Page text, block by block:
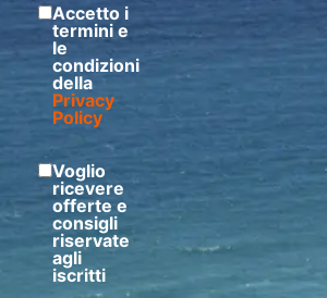
Accetto i
termini e
le
condizioni
della
Privacy
Policy
Voglio
ricevere
offerte e
consigli
riservate
agli
iscritti